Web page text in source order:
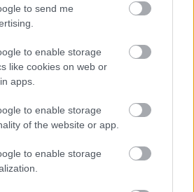
to send me
to enable storage
like cookies on web or
apps.
to enable storage
of the website or app.
to enable storage
szerződését a
a DS Techeetah?
mint valószínű, hogy a DS
Formula E hatodik szezonjától. A
a BMW-vel. Da Costa
végül felbontotta szerződését a
előtte az utat a DS Techeetah